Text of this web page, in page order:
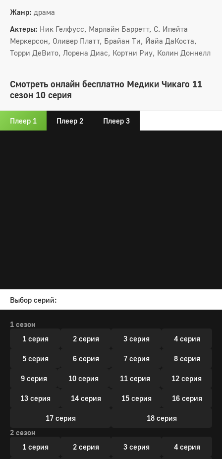
Жанр: драма
Актеры: Ник Гелфусс, Марлайн Барретт, С. Ипейта
Меркерсон, Оливер Платт, Брайан Ти, Йайа ДаКоста,
Торри ДеВито, Лорена Диас, Кортни Риу, Колин Доннелл
Смотреть онлайн бесплатно Медики Чикаго 11
сезон 10 серия
Плеер 1 Плеер 2 Плеер 3
Выбор серий:
1 сезон
1 серия
2 серия 3 серия 4 серия
5 серия 6 серия 7 серия 8 серия
9 серия 10 серия 11 серия 12 серия
13 серия 14 серия 15 серия 16 серия
17 серия
18 серия
2 сезон
1 серия
2 серия 3 серия 4 серия